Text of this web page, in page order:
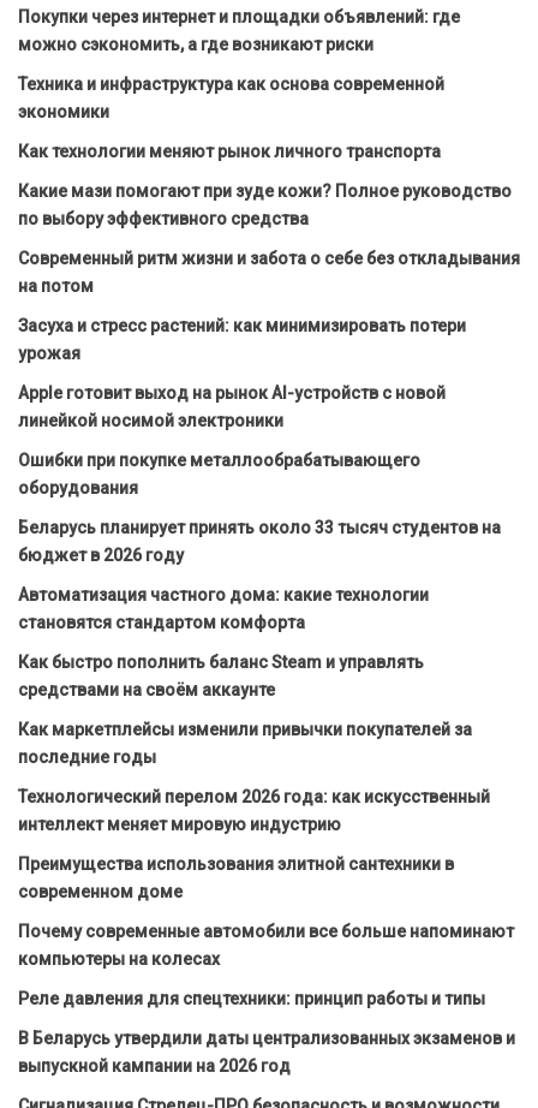
Покупки через интернет и площадки объявлений: где
можно сэкономить, а где возникают риски
Техника и инфраструктура как основа современной
экономики
Как технологии меняют рынок личного транспорта
Какие мази помогают при зуде кожи? Полное руководство
по выбору эффективного средства
Современный ритм жизни и забота о себе без откладывания
на потом
Засуха и стресс растений: как минимизировать потери
урожая
Apple готовит выход на рынок AI-устройств с новой
линейкой носимой электроники
Ошибки при покупке металлообрабатывающего
оборудования
Беларусь планирует принять около 33 тысяч студентов на
бюджет в 2026 году
Автоматизация частного дома: какие технологии
становятся стандартом комфорта
Как быстро пополнить баланс Steam и управлять
средствами на своём аккаунте
Как маркетплейсы изменили привычки покупателей за
последние годы
Технологический перелом 2026 года: как искусственный
интеллект меняет мировую индустрию
Преимущества использования элитной сантехники в
современном доме
Почему современные автомобили все больше напоминают
компьютеры на колесах
Реле давления для спецтехники: принцип работы и типы
В Беларусь утвердили даты централизованных экзаменов и
выпускной кампании на 2026 год